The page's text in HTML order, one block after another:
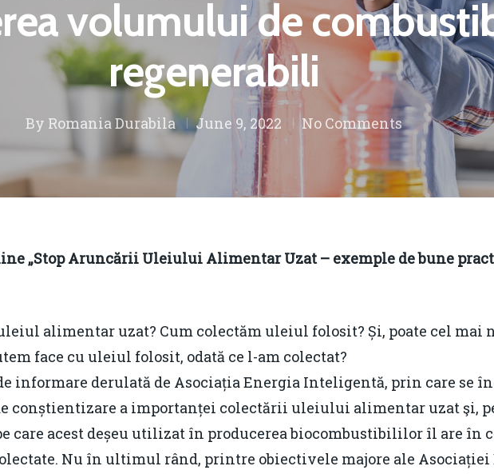
volumului de
regenerabili
By Romania Durabila June 9, 2022 No Comments
„Stop Aruncării Uleiului Alimentar Uzat – exemple de bune
alimentar uzat? Cum colectăm uleiul folosit? Și, poate cel mai
face cu uleiul folosit, odată ce l-am colectat?
informare derulată de Asociația Energia Inteligentă, prin care se
conștientizare a importanței colectării uleiului alimentar uzat şi,
care acest deșeu utilizat în producerea biocombustibililor îl are în
Nu în ultimul rând, printre obiectivele majore ale Asociației